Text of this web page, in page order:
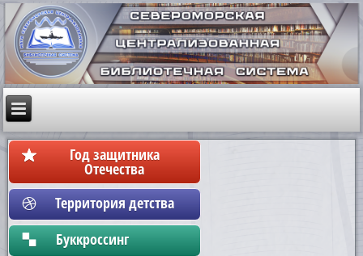
Год защитника
Отечества
Территория детства
Бyккpoccинг